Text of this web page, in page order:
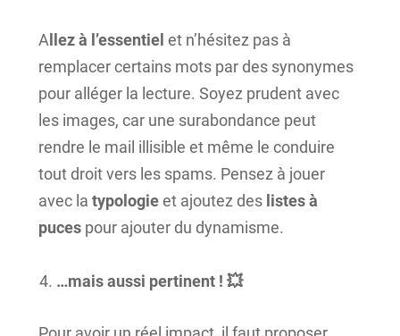
Allez à l’essentiel et n’hésitez pas à
remplacer certains mots par des synonymes
pour alléger la lecture. Soyez prudent avec
les images, car une surabondance peut
rendre le mail illisible et même le conduire
tout droit vers les spams. Pensez à jouer
avec la typologieet ajoutez des listes à
pucespour ajouter du dynamisme.
…mais aussi pertinent ! 💥